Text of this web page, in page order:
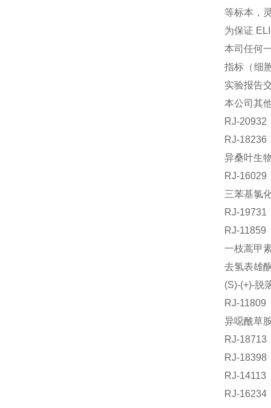
等标本，
为保证
本司任何
指标（细
实验报告
本公司其
RJ-
RJ-
异桑叶生
RJ-
三苯基氯
RJ-
RJ-
一枝蒿甲
去氢表雄
(S)-(+)-
RJ-
异噁酰草
RJ-
RJ-
RJ-
RJ-